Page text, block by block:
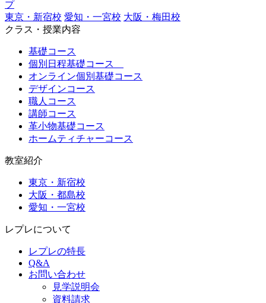
プ
東京・新宿校 愛知・一宮校 大阪・梅田校
クラス・授業内容
基礎コース
個別日程基礎コース
オンライン個別基礎コース
デザインコース
職人コース
講師コース
革小物基礎コース
ホームティチャーコース
教室紹介
東京・新宿校
大阪・都島校
愛知・一宮校
レプレについて
レプレの特長
Q&A
お問い合わせ
見学説明会
資料請求